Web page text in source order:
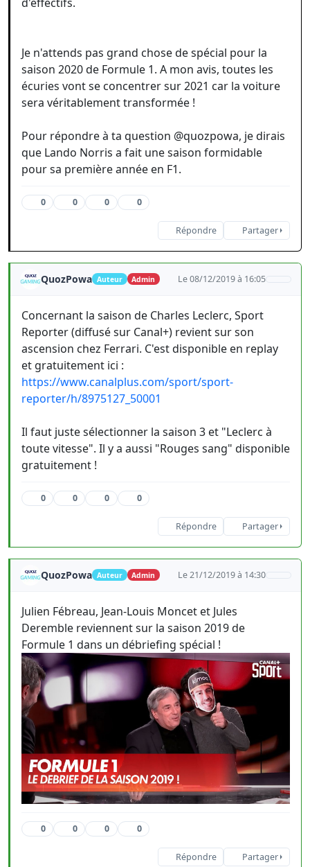
Je n'attends pas grand chose de spécial pour la
saison 2020 de Formule 1. A mon avis, toutes les
écuries vont se concentrer sur 2021 car la voiture
sera véritablement transformée !
Pour répondre à ta question @quozpowa, je dirais
que Lando Norris a fait une saison formidable
pour sa première année en F1.
0 0 0 0
Répondre Partager
QuozPowa Auteur Admin Le 08/12/2019 à 16:05
Concernant la saison de Charles Leclerc, Sport
Reporter (diffusé sur Canal+) revient sur son
ascension chez Ferrari. C'est disponible en replay
et gratuitement ici :
https://www.canalplus.com/sport/sport-
reporter/h/8975127_50001
Il faut juste sélectionner la saison 3 et "Leclerc à
toute vitesse". Il y a aussi "Rouges sang" disponible
gratuitement !
0 0 0 0
Répondre Partager
QuozPowa Auteur Admin Le 21/12/2019 à 14:30
Julien Fébreau, Jean-Louis Moncet et Jules
Deremble reviennent sur la saison 2019 de
Formule 1 dans un débriefing spécial !
0 0 0 0
Répondre Partager